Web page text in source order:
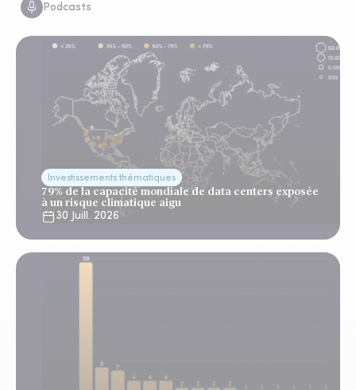
Podcasts
Investissements thématiques
79% de la capacité mondiale de data centers exposée
à un risque climatique aigu
30 Juill. 2026